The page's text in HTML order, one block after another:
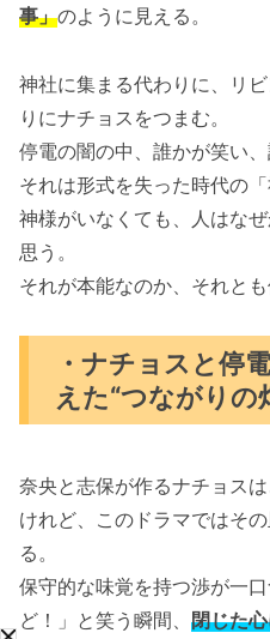
事」のように見える。
神社に集まる代わりに、リ
りにナチョスをつまむ。
停電の闇の中、誰かが笑い、
それは形式を失った時代の「
神様がいなくても、人はな
思う。
それが本能なのか、それとも
・ナチョスと停
えた“つながりの
奈央と志保が作るナチョス
けれど、このドラマではそ
る。
保守的な味覚を持つ渉が一
ど！」と笑う瞬間、 閉じた